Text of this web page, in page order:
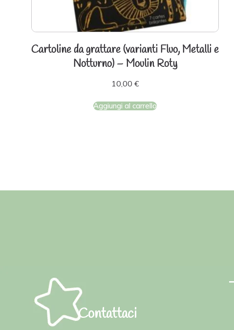
Cartoline da grattare (varianti Fluo, Metalli e
Notturno) – Moulin Roty
10,00 €
Aggiungi al carrello
Contattaci